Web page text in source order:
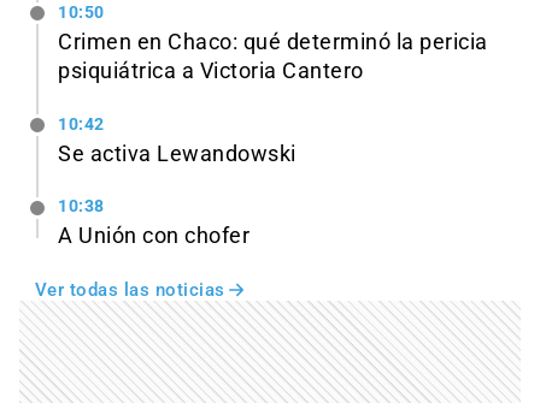
10:50
Crimen en Chaco: qué determinó la pericia
psiquiátrica a Victoria Cantero
10:42
Se activa Lewandowski
10:38
A Unión con chofer
Ver todas las noticias